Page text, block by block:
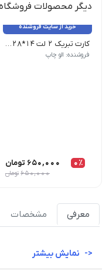
دیگر محصولات
خرید از سایت فروشنده
کارت تبریک 2 لت 14*28 _ 100 عدد
فروشنده: الو چاپ
0٪ 650,000 تومان
650,000 تومان
معرفی مشخصات